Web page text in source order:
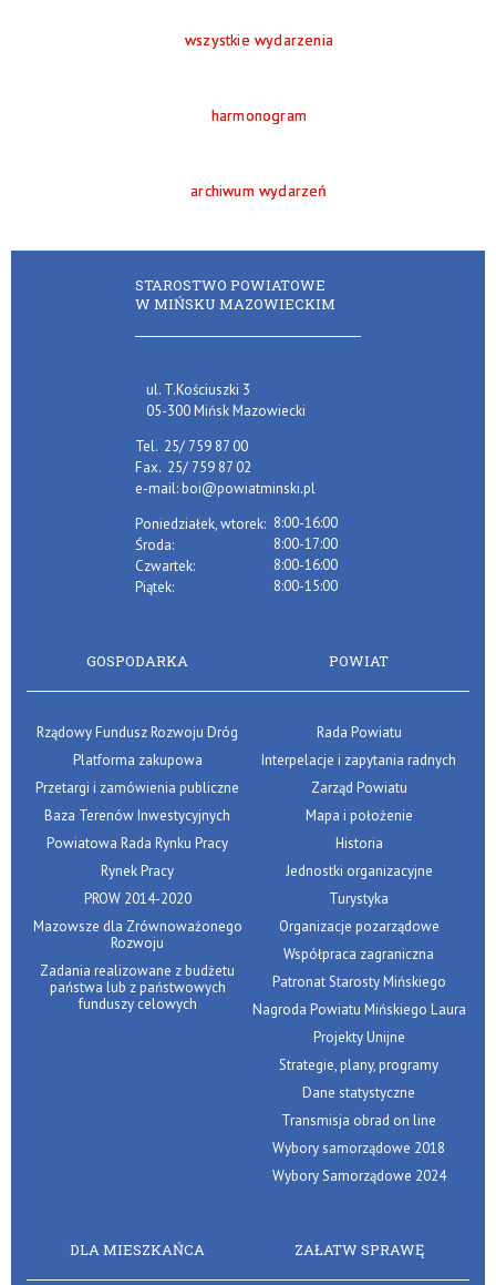
wszystkie wydarzenia
harmonogram
archiwum wydarzeń
STAROSTWO POWIATOWE
W MIŃSKU MAZOWIECKIM
ul. T.Kościuszki 3
05-300 Mińsk Mazowiecki
Tel. 25/ 759 87 00
Fax. 25/ 759 87 02
e-mail:boi@powiatminski.pl
Poniedziałek, wtorek: 8:00-16:00
Środa:
8:00-17:00
Czwartek:
8:00-16:00
Piątek:
8:00-15:00
GOSPODARKA
Rządowy Fundusz Rozwoju Dróg
Platforma zakupowa
Przetargi i zamówienia publiczne
Baza Terenów Inwestycyjnych
Powiatowa Rada Rynku Pracy
Rynek Pracy
PROW 2014-2020
Mazowsze dla Zrównoważonego
Rozwoju
Zadania realizowane z budżetu
państwa lub z państwowych
funduszy celowych
POWIAT
Rada Powiatu
Interpelacje i zapytania radnych
Zarząd Powiatu
Mapa i położenie
Historia
Jednostki organizacyjne
Turystyka
Organizacje pozarządowe
Współpraca zagraniczna
Patronat Starosty Mińskiego
Nagroda Powiatu Mińskiego Laura
Projekty Unijne
Strategie, plany, programy
Dane statystyczne
Transmisja obrad on line
Wybory samorządowe 2018
Wybory Samorządowe 2024
DLA MIESZKAŃCA ZAŁATW SPRAWĘ